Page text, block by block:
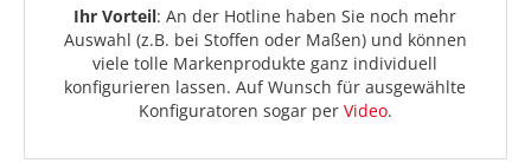
Ihr Vorteil: An der Hotline haben Sie noch mehr
Auswahl (z.B. bei Stoffen oder Maßen) und können
viele tolle Markenprodukte ganz individuell
konfigurieren lassen. Auf Wunsch für ausgewählte
Konfiguratoren sogar per Video.